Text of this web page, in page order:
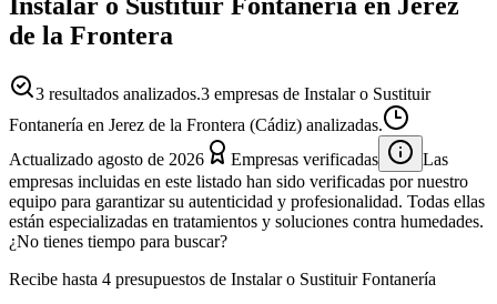
de la Frontera
3 resultados analizados.3 empresas de Instalar o Sustituir
Fontanería en Jerez de la Frontera (Cádiz) analizadas.
Actualizado agosto de 2026 Empresas verificadas
Las
empresas incluidas en este listado han sido verificadas por nuestro
equipo para garantizar su autenticidad y profesionalidad. Todas ellas
están especializadas en tratamientos y soluciones contra humedades.
¿No tienes tiempo para buscar?
Recibe hasta 4 presupuestos de Instalar o Sustituir Fontanería